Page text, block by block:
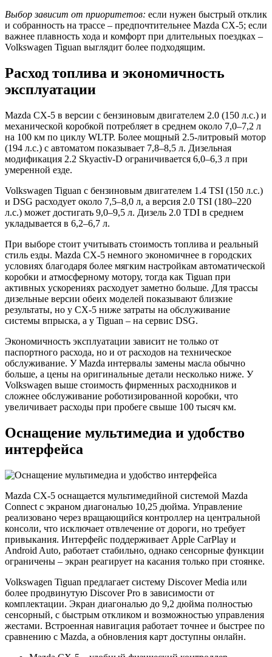
Выбор зависит от приоритетов: если нужен быстрый отклик
и собранность на трассе – предпочтительнее Mazda CX-5; если
важнее плавность хода и комфорт при длительных поездках –
Volkswagen Tiguan выглядит более подходящим.
Расход топлива и экономичность
эксплуатации
Mazda CX-5 в версии с бензиновым двигателем 2.0 (150 л.с.) и
механической коробкой потребляет в среднем около 7,0–7,2 л
на 100 км по циклу WLTP. Более мощный 2.5-литровый мотор
(194 л.с.) с автоматом показывает 7,8–8,5 л. Дизельная
модификация 2.2 Skyactiv-D ограничивается 6,0–6,3 л при
умеренной езде.
Volkswagen Tiguan с бензиновым двигателем 1.4 TSI (150 л.с.)
и DSG расходует около 7,5–8,0 л, а версия 2.0 TSI (180–220
л.с.) может достигать 9,0–9,5 л. Дизель 2.0 TDI в среднем
укладывается в 6,2–6,7 л.
При выборе стоит учитывать стоимость топлива и реальный
стиль езды. Mazda CX-5 немного экономичнее в городских
условиях благодаря более мягким настройкам автоматической
коробки и атмосферному мотору, тогда как Tiguan при
активных ускорениях расходует заметно больше. Для трассы
дизельные версии обеих моделей показывают близкие
результаты, но у CX-5 ниже затраты на обслуживание
системы впрыска, а у Tiguan – на сервис DSG.
Экономичность эксплуатации зависит не только от
паспортного расхода, но и от расходов на техническое
обслуживание. У Mazda интервалы замены масла обычно
больше, а цены на оригинальные детали несколько ниже. У
Volkswagen выше стоимость фирменных расходников и
сложнее обслуживание роботизированной коробки, что
увеличивает расходы при пробеге свыше 100 тысяч км.
Оснащение мультимедиа и удобство
интерфейса
Mazda CX-5 оснащается мультимедийной системой Mazda
Connect с экраном диагональю 10,25 дюйма. Управление
реализовано через вращающийся контроллер на центральной
консоли, что исключает отвлечение от дороги, но требует
привыкания. Интерфейс поддерживает Apple CarPlay и
Android Auto, работает стабильно, однако сенсорные функции
ограничены – экран реагирует на касания только при стоянке.
Volkswagen Tiguan предлагает систему Discover Media или
более продвинутую Discover Pro в зависимости от
комплектации. Экран диагональю до 9,2 дюйма полностью
сенсорный, с быстрым откликом и возможностью управления
жестами. Встроенная навигация работает точнее и быстрее по
сравнению с Mazda, а обновления карт доступны онлайн.